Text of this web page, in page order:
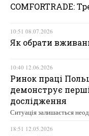
COMFORTRADE:
10:51 08.07.2026
Як обрати
10:40 12.06.2026
Ринок праці
демонструє перші
дослідження
Ситуація залишається
18:51 12.05.2026